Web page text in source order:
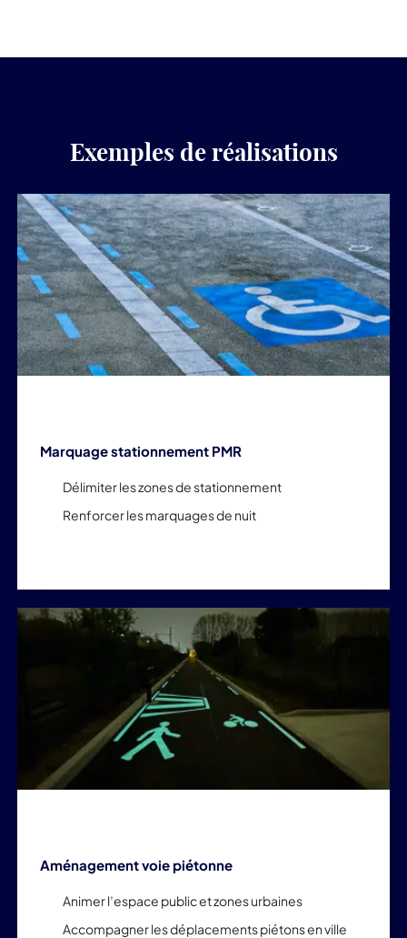
Exemples de réalisations
Marquage stationnement PMR
Délimiter les zones de stationnement
Renforcer les marquages de nuit
Aménagement voie piétonne
Animer l’espace public et zones urbaines
Accompagner les déplacements piétons en ville